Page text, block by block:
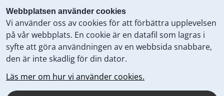
Webbplatsen använder cookies
Vi använder oss av cookies för att förbättra upplevelsen
på vår webbplats. En cookie är en datafil som lagras i
syfte att göra användningen av en webbsida snabbare,
den är inte skadlig för din dator.
Läs mer om hur vi använder cookies.